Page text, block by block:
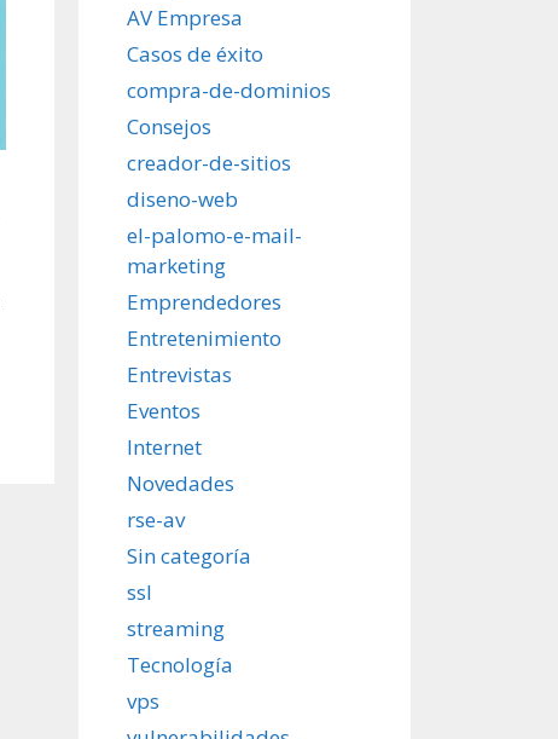
AV Empresa
Casos de éxito
compra-de-dominios
Consejos
creador-de-sitios
diseno-web
el-palomo-e-mail-
marketing
Emprendedores
Entretenimiento
Entrevistas
Eventos
Internet
Novedades
rse-av
Sin categoría
ssl
streaming
Tecnología
vps